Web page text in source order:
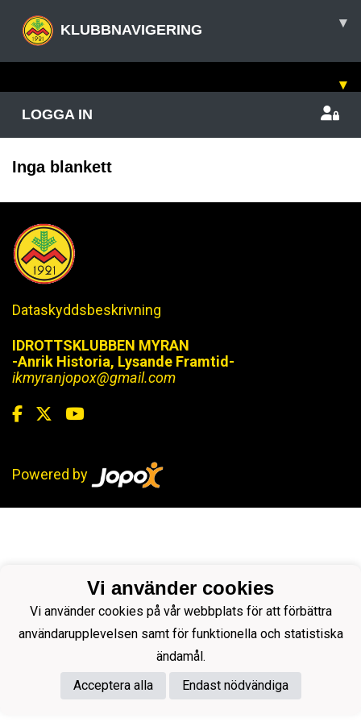
KLUBBNAVIGERING ▾
▾
LOGGA IN
Inga blankett
Dataskyddsbeskrivning
IDROTTSKLUBBEN MYRAN
-Anrik Historia, Lysande Framtid-
ikmyranjopox@gmail.com
Powered by
Vi använder cookies
Vi använder cookies på vår webbplats för att förbättra
användarupplevelsen samt för funktionella och statistiska
ändamål.
Acceptera alla
Endast nödvändiga